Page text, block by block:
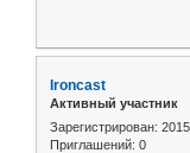
Ironcast
Активный участник
Зарегистрирован:
Приглашений: 0